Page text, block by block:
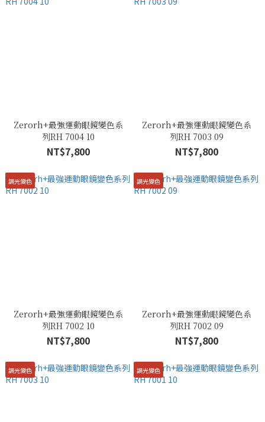
Zerorh+最強運動眼鏡變色系
列RH 7004 10
NT$7,800
Zerorh+最強運動眼鏡變色系
列RH 7003 09
NT$7,800
調光變色
Zerorh+最強運動眼鏡變色系
列RH 7002 10
NT$7,800
調光變色
Zerorh+最強運動眼鏡變色系
列RH 7002 09
NT$7,800
調光變色 調光變色